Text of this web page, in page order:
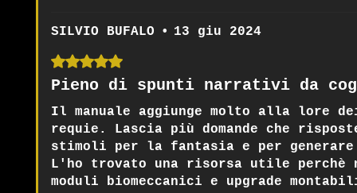
SILVIO BUFALO • 13 giu 2024
Valutazione 5 stelle su 5.
Pieno di spunti narrativi da
Il manuale aggiunge molto alla lore
requie. Lascia più domande che
stimoli per la fantasia e per
L'ho trovato una risorsa utile
moduli biomeccanici e upgrade